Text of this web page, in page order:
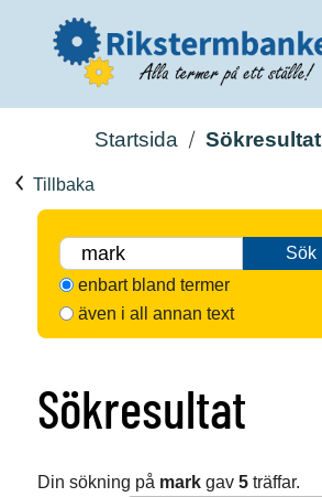
Startsida Sökresultat
Tillbaka
Sök
enbart bland termer
även i all annan text
Sökresultat
Din sökning på markgav 5träffar.